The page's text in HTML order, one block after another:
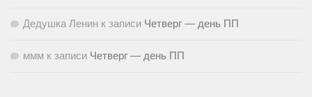
Дедушка Ленин к записи Четверг — день ПП
ммм к записи Четверг — день ПП